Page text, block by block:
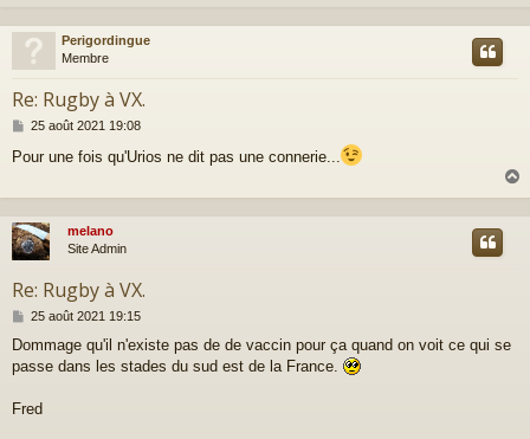
u
Perigordingue
Membre
Re: Rugby à VX.
M
s
a
e
25 août 2021 19:08
Pour une fois qu'Urios ne dit pas une connerie...
a
melano
Site Admin
Re: Rugby à VX.
M
s
s
g
25 août 2021 19:15
Dommage qu'il n'existe pas de de vaccin pour ça quand on voit ce qui se
passe dans les stades du sud est de la France.
Fred